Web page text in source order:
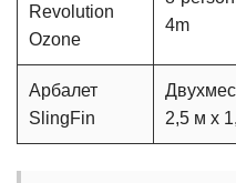
Revolution
Ozone
4m
Арбалет
SlingFin
2,5 м x